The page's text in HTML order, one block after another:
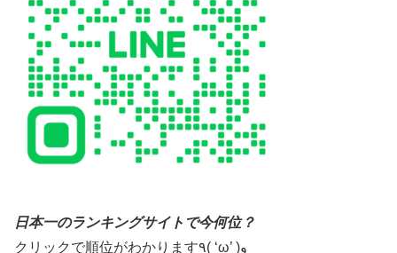
日本一のランキングサイトで今何位？
クリックで順位がわかります٩( ‘ω’ )و